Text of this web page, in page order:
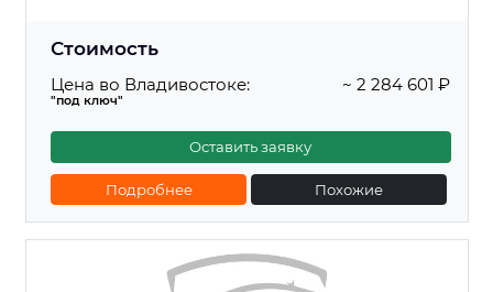
Стоимость
Цена во Владивостоке:
"под ключ"
~ 2 284 601 ₽
Оставить заявку
Подробнее Похожие